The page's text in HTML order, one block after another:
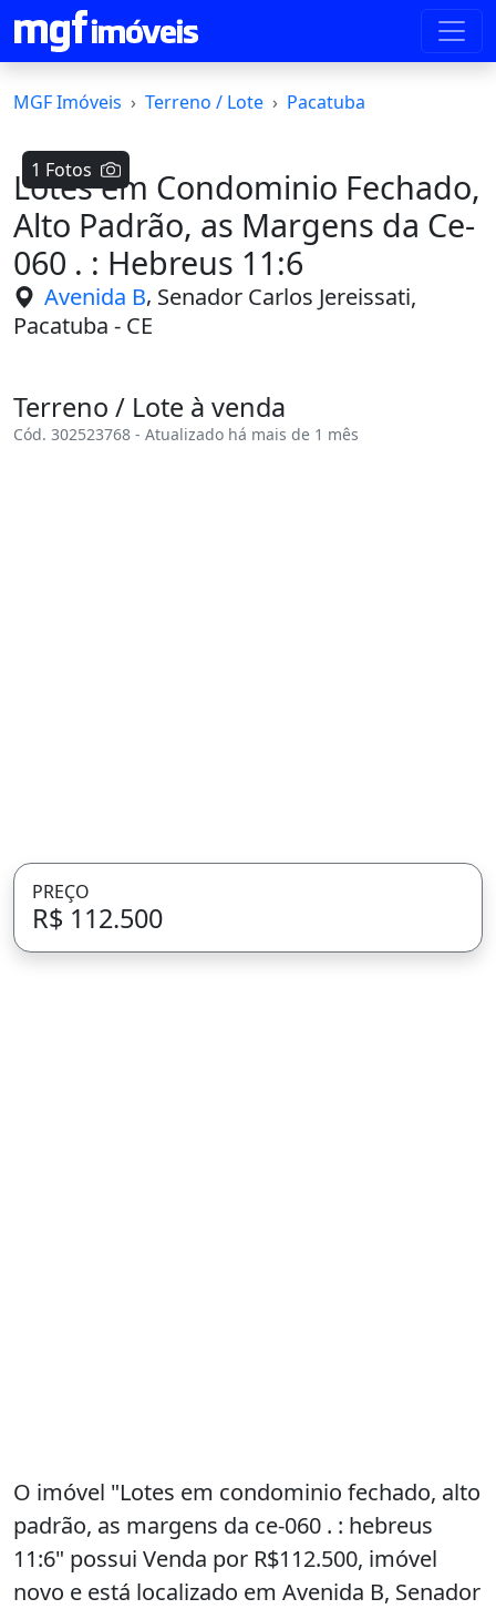
MGF Imóveis Terreno / Lote Pacatuba
1 Fotos
Lotes em Condominio Fechado,
Alto Padrão, as Margens da Ce-
060 . : Hebreus 11:6
Avenida B, Senador Carlos Jereissati,
Pacatuba - CE
Terreno / Lote à venda
Cód. 302523768 - Atualizado há mais de 1 mês
PREÇO
R$ 112.500
O imóvel "Lotes em condominio fechado, alto
padrão, as margens da ce-060 . : hebreus
11:6" possui Venda por R$112.500, imóvel
novo e está localizado em Avenida B, Senador